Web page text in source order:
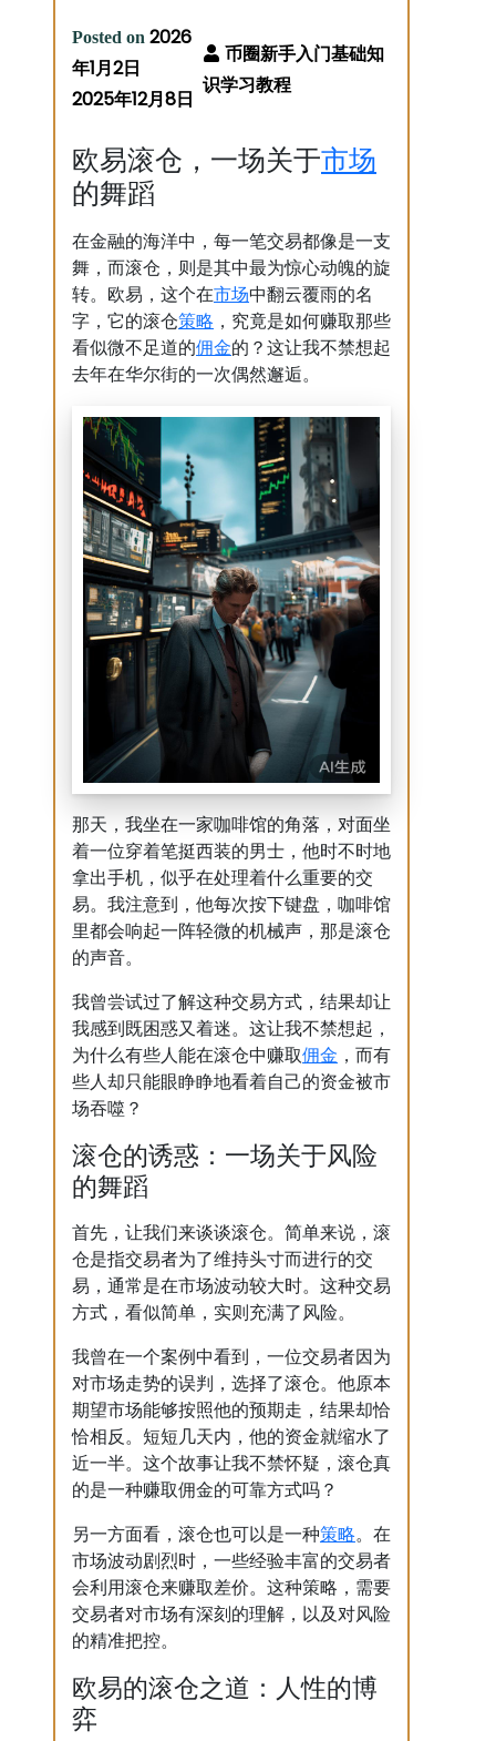
Posted on 2026
年1月2日
2025年12月8日
欧易滚仓，一场关于市场
的舞蹈
在金融的海洋中，每一笔交易都像是一支
舞，而滚仓，则是其中最为惊心动魄的旋
转。欧易，这个在市场中翻云覆雨的名
字，它的滚仓策略 ，究竟是如何赚取那些
看似微不足道的佣金的？这让我不禁想起
去年在华尔街的一次偶然邂逅。
那天，我坐在一家咖啡馆的角落，对面坐
着一位穿着笔挺西装的男士，他时不时地
拿出手机，似乎在处理着什么重要的交
易。我注意到，他每次按下键盘，咖啡馆
里都会响起一阵轻微的机械声，那是滚仓
的声音。
我曾尝试过了解这种交易方式，结果却让
我感到既困惑又着迷。这让我不禁想起，
为什么有些人能在滚仓中赚取佣金 ，而有
些人却只能眼睁睁地看着自己的资金被市
场吞噬？
滚仓的诱惑：一场关于风险
的舞蹈
首先，让我们来谈谈滚仓。简单来说，滚
仓是指交易者为了维持头寸而进行的交
易，通常是在市场波动较大时。这种交易
方式，看似简单，实则充满了风险。
我曾在一个案例中看到，一位交易者因为
对市场走势的误判，选择了滚仓。他原本
期望市场能够按照他的预期走，结果却恰
恰相反。短短几天内，他的资金就缩水了
近一半。这个故事让我不禁怀疑，滚仓真
的是一种赚取佣金的可靠方式吗？
另一方面看，滚仓也可以是一种策略。在
市场波动剧烈时，一些经验丰富的交易者
会利用滚仓来赚取差价。这种策略，需要
交易者对市场有深刻的理解，以及对风险
的精准把控。
欧易的滚仓之道：人性的博
弈